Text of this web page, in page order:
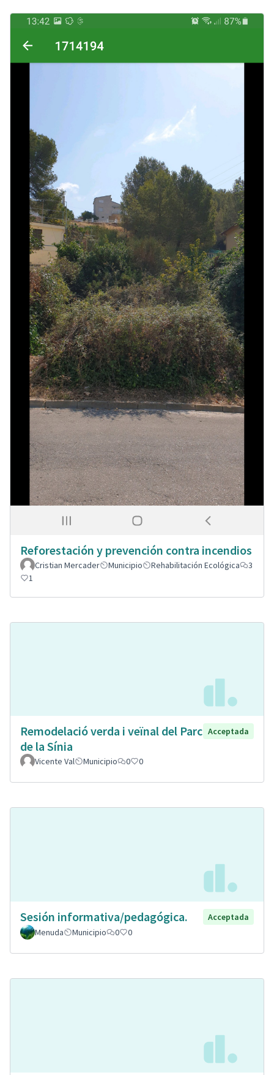
Reforestación y prevención contra incendios
Cristian Mercader Municipio Rehabilitación Ecológica
3
1
Remodelació verda i veïnal del Parc
de la Sínia
Acceptada
Vicente Val Municipio 0 0
Sesión informativa/pedagógica.
Acceptada
Menuda
Municipio 0 0